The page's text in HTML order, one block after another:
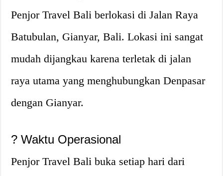
Penjor Travel Bali berlokasi di Jalan Raya
Batubulan, Gianyar, Bali. Lokasi ini sangat
mudah dijangkau karena terletak di jalan
raya utama yang menghubungkan Denpasar
dengan Gianyar.
? Waktu Operasional
Penjor Travel Bali buka setiap hari dari